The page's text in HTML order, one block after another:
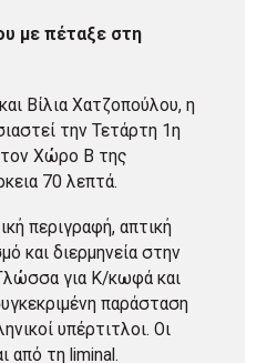
με πέταξε στη
Βίλια Χατζοπούλου, η
την Τετάρτη 1η
Χώρο Β της
70 λεπτά.
περιγραφή, απτική
και διερμηνεία στην
για Κ/κωφά και
παράσταση
υπέρτιτλοι. Οι
από τη liminal.